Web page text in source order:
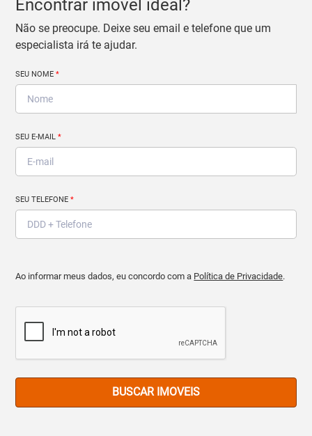
Encontrar imóvel ideal?
Não se preocupe. Deixe seu email e telefone que um
especialista irá te ajudar.
SEU NOME*
SEU E-MAIL*
SEU TELEFONE*
Ao informar meus dados, eu concordo com a Política de Privacidade.
BUSCAR IMOVEIS